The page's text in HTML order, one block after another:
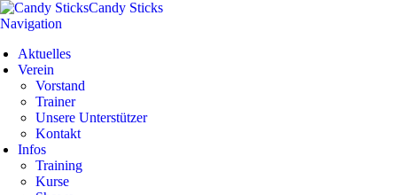
Candy Sticks
Navigation
Aktuelles
Verein
Vorstand
Trainer
Unsere Unterstützer
Kontakt
Infos
Training
Kurse